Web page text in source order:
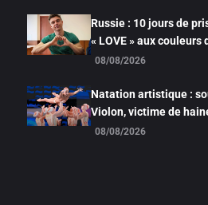
Russie : 10 jours de
« LOVE » aux couleurs
08/08/2026
Natation artistique :
Violon, victime de
08/08/2026